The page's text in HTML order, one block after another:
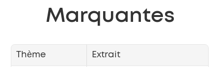
Marquantes
Thème Extrait